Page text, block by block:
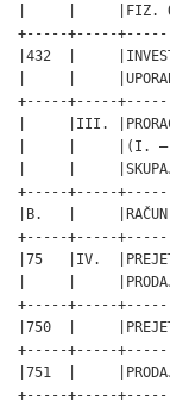
|     |     |FIZ.
+-----+-----
|432  |
|     |
+-----+-----
|     |III.
|     |     |(I. –
|     |
+-----+-----
|B.   |     |RAČUN
+-----+-----
|75   |IV.
|     |
+-----+-----
|750  |
+-----+-----
|751  |
+-----+-----